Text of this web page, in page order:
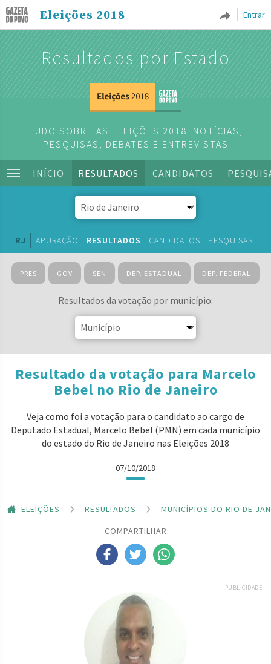
Entrar
Eleições 2018
Resultados por Estado
TUDO SOBRE AS ELEIÇÕES 2018: NOTÍCIAS,
PESQUISAS, DEBATES E ENTREVISTAS
INÍCIO RESULTADOS CANDIDATOS
RJ APURAÇÃO RESULTADOS CANDIDATOS PESQUISAS
PRES GOV SEN DEP. ESTADUAL DEP. FEDERAL
Resultados da votação por município:
Resultado da votação para Marcelo
Bebel no Rio de Janeiro
Veja como foi a votação para o candidato ao cargo de
Deputado Estadual, Marcelo Bebel (PMN) em cada município
do estado do Rio de Janeiro nas Eleições 2018
07/10/2018
ELEIÇÕES RESULTADOS
MUNICÍPIOS DO RIO DE
COMPARTILHAR
PUBLICIDADE